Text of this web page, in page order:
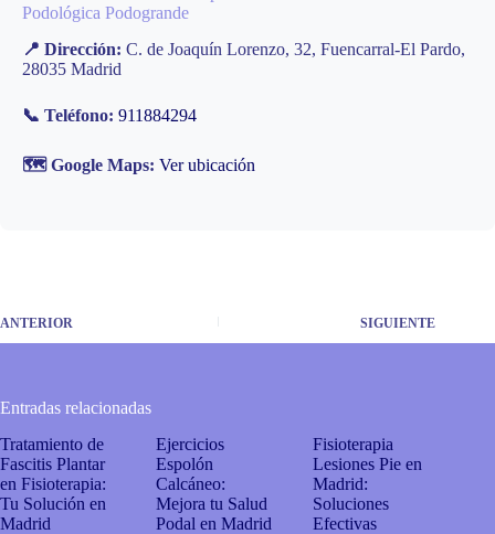
Podológica Podogrande
📍 Dirección: C. de Joaquín Lorenzo, 32, Fuencarral-El Pardo,
28035 Madrid
📞 Teléfono: 911884294
🗺️ Google Maps: Ver ubicación
ANTERIOR SIGUIENTE
Entradas relacionadas
Tratamiento de
Fascitis Plantar
en Fisioterapia:
Tu Solución en
Madrid
Ejercicios
Espolón
Calcáneo:
Mejora tu Salud
Podal en Madrid
Fisioterapia
Lesiones Pie en
Madrid:
Soluciones
Efectivas